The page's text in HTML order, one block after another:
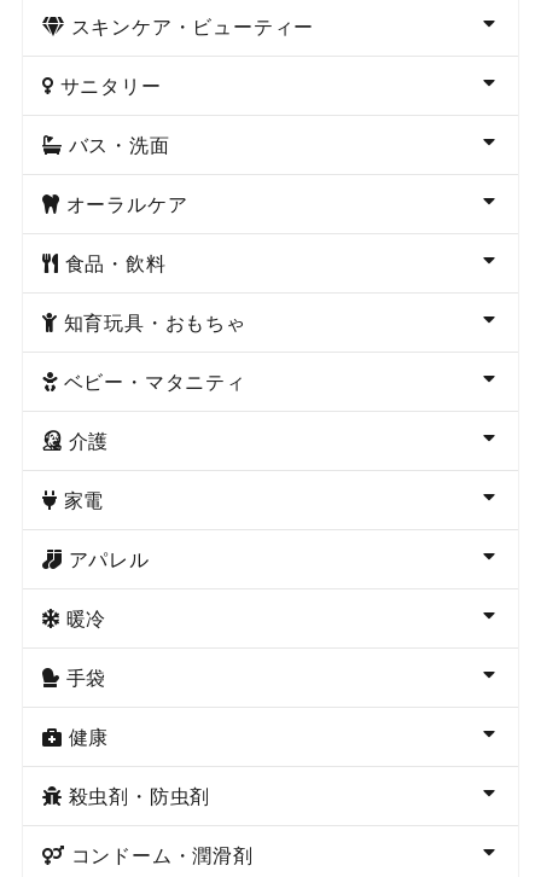
スキンケア・ビューティー
サニタリー
バス・洗面
オーラルケア
食品・飲料
知育玩具・おもちゃ
ベビー・マタニティ
介護
家電
アパレル
暖冷
手袋
健康
殺虫剤・防虫剤
コンドーム・潤滑剤